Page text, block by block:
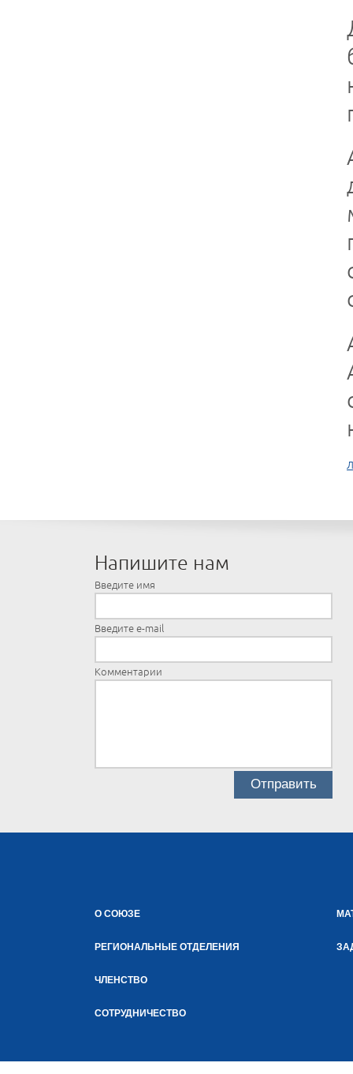
Напишите нам
Введите имя
Введите e-mail
Комментарии
О СОЮЗЕ
РЕГИОНАЛЬНЫЕ ОТДЕЛЕНИЯ
ЧЛЕНСТВО
СОТРУДНИЧЕСТВО